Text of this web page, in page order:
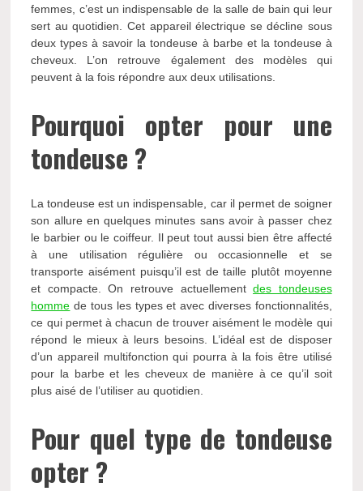
femmes, c’est un indispensable de la salle de bain qui leur
sert au quotidien. Cet appareil électrique se décline sous
deux types à savoir la tondeuse à barbe et la tondeuse à
cheveux. L’on retrouve également des modèles qui
peuvent à la fois répondre aux deux utilisations.
Pourquoi opter pour une
tondeuse ?
La tondeuse est un indispensable, car il permet de soigner
son allure en quelques minutes sans avoir à passer chez
le barbier ou le coiffeur. Il peut tout aussi bien être affecté
à une utilisation régulière ou occasionnelle et se
transporte aisément puisqu’il est de taille plutôt moyenne
et compacte. On retrouve actuellementdes tondeuses
homme de tous les types et avec diverses fonctionnalités,
ce qui permet à chacun de trouver aisément le modèle qui
répond le mieux à leurs besoins. L’idéal est de disposer
d’un appareil multifonction qui pourra à la fois être utilisé
pour la barbe et les cheveux de manière à ce qu’il soit
plus aisé de l’utiliser au quotidien.
Pour quel type de tondeuse
opter ?